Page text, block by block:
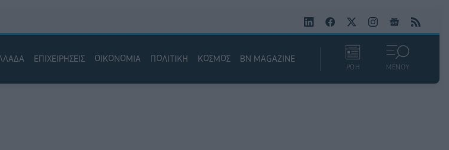
ΕΠΙΧΕΙΡΗΣΕΙΣ ΟΙΚΟΝΟΜΙΑ ΠΟΛΙΤΙΚΗ ΚΟΣΜΟΣ BN MAGAZINE
ΡΟΗ ΜΕΝΟΥ